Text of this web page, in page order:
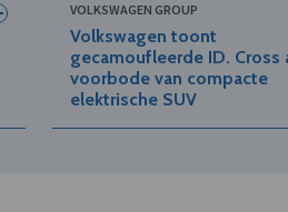
VOLKSWAGEN GROUP
Volkswagen toont
gecamoufleerde ID. Cross
voorbode van compacte
elektrische SUV